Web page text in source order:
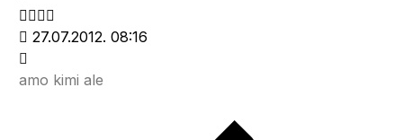
27.07.2012. 08:16
amo kimi ale